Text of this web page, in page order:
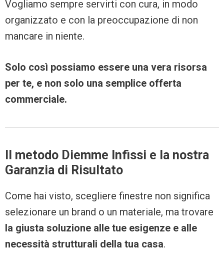
Vogliamo sempre servirti con cura, in modo
organizzato e con la preoccupazione di non
mancare in niente.
Solo così possiamo essere una vera risorsa
per te, e non solo una semplice offerta
commerciale.
Il metodo Diemme Infissi e la nostra
Garanzia di Risultato
Come hai visto, scegliere finestre non significa
selezionare un brand o un materiale, ma trovare
la giusta soluzione alle tue esigenze e alle
necessità strutturali della tua casa.